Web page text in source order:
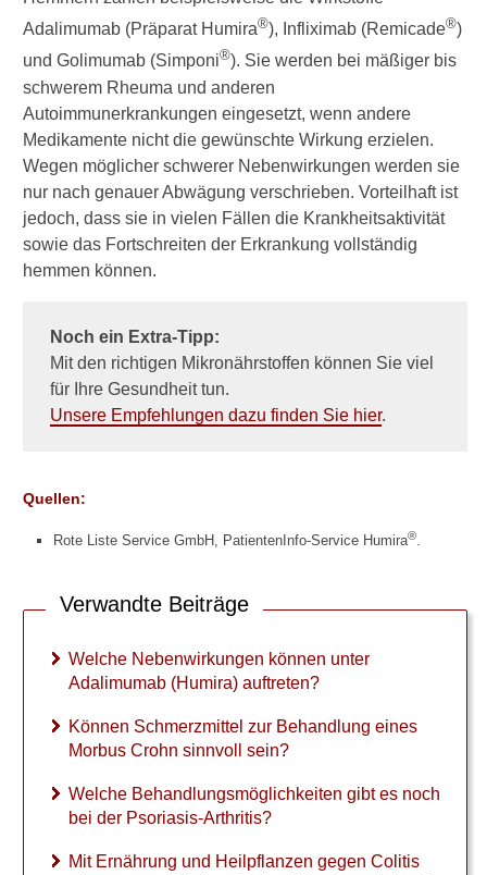
Adalimumab (Präparat Humira®), Infliximab (Remicade®)
und Golimumab (Simponi®). Sie werden bei mäßiger bis
schwerem Rheuma und anderen
Autoimmunerkrankungen eingesetzt, wenn andere
Medikamente nicht die gewünschte Wirkung erzielen.
Wegen möglicher schwerer Nebenwirkungen werden sie
nur nach genauer Abwägung verschrieben. Vorteilhaft ist
jedoch, dass sie in vielen Fällen die Krankheitsaktivität
sowie das Fortschreiten der Erkrankung vollständig
hemmen können.
Noch ein Extra-Tipp:
Mit den richtigen Mikronährstoffen können Sie viel
für Ihre Gesundheit tun.
Unsere Empfehlungen dazu finden Sie hier.
Quellen:
Rote Liste Service GmbH, PatientenInfo-Service Humira®.
Verwandte Beiträge
Welche Nebenwirkungen können unter
Adalimumab (Humira) auftreten?
Können Schmerzmittel zur Behandlung eines
Morbus Crohn sinnvoll sein?
Welche Behandlungsmöglichkeiten gibt es noch
bei der Psoriasis-Arthritis?
Mit Ernährung und Heilpflanzen gegen Colitis
►
Gesundheitsthemen